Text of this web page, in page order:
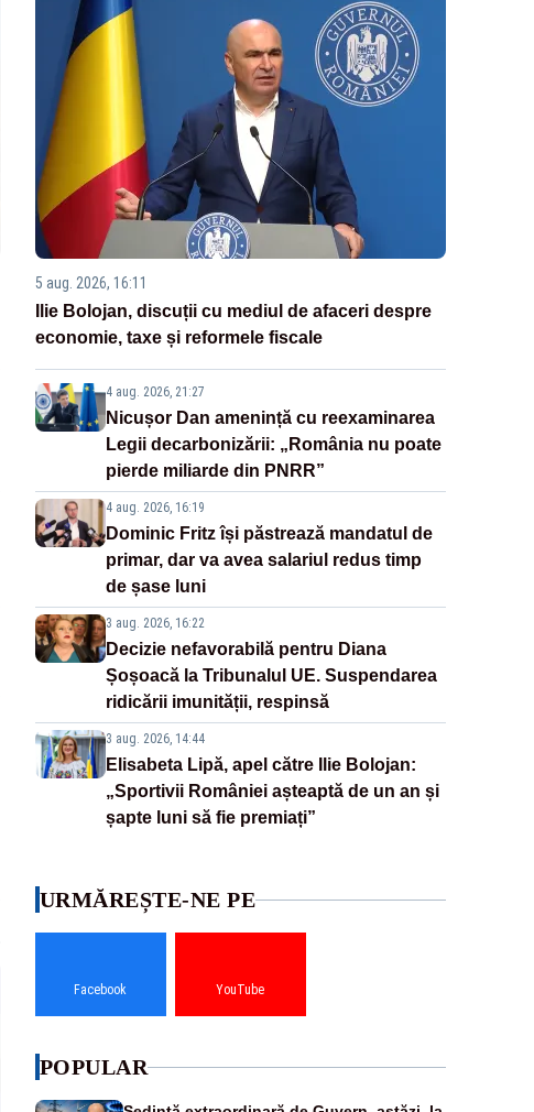
5 aug. 2026, 16:11
Ilie Bolojan, discuții cu mediul de afaceri despre
economie, taxe și reformele fiscale
4 aug. 2026, 21:27
Nicușor Dan amenință cu reexaminarea
Legii decarbonizării: „România nu poate
pierde miliarde din PNRR”
4 aug. 2026, 16:19
Dominic Fritz își păstrează mandatul de
primar, dar va avea salariul redus timp
de șase luni
3 aug. 2026, 16:22
Decizie nefavorabilă pentru Diana
Șoșoacă la Tribunalul UE. Suspendarea
ridicării imunității, respinsă
3 aug. 2026, 14:44
Elisabeta Lipă, apel către Ilie Bolojan:
„Sportivii României așteaptă de un an și
șapte luni să fie premiați”
URMĂREȘTE-NE PE
Facebook YouTube
POPULAR